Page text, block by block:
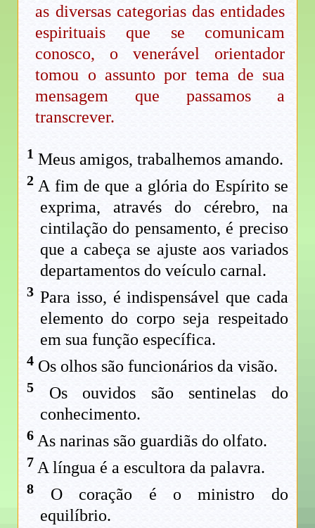
as diversas categorias das entidades
espirituais que se comunicam
conosco, o venerável orientador
tomou o assunto por tema de sua
mensagem que passamos a
transcrever.
1 Meus amigos, trabalhemos amando.
2 A fim de que a glória do Espírito se
exprima, através do cérebro, na
cintilação do pensamento, é preciso
que a cabeça se ajuste aos variados
departamentos do veículo carnal.
3 Para isso, é indispensável que cada
elemento do corpo seja respeitado
em sua função específica.
4 Os olhos são funcionários da visão.
5 Os ouvidos são sentinelas do
conhecimento.
6 As narinas são guardiãs do olfato.
7 A língua é a escultora da palavra.
8 O coração é o ministro do
equilíbrio.